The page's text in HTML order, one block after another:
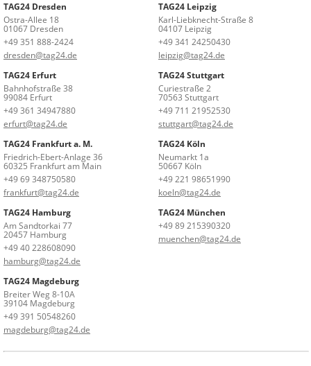
TAG24 Dresden
Ostra-Allee 18
01067 Dresden
+49 351 888-2424
dresden@tag24.de
TAG24 Leipzig
Karl-Liebknecht-Straße 8
04107 Leipzig
+49 341 24250430
leipzig@tag24.de
TAG24 Erfurt
Bahnhofstraße 38
99084 Erfurt
+49 361 34947880
erfurt@tag24.de
TAG24 Stuttgart
Curiestraße 2
70563 Stuttgart
+49 711 21952530
stuttgart@tag24.de
TAG24 Frankfurt a. M.
Friedrich-Ebert-Anlage 36
60325 Frankfurt am Main
+49 69 348750580
frankfurt@tag24.de
TAG24 Köln
Neumarkt 1a
50667 Köln
+49 221 98651990
koeln@tag24.de
TAG24 Hamburg
Am Sandtorkai 77
20457 Hamburg
+49 40 228608090
hamburg@tag24.de
TAG24 München
+49 89 215390320
muenchen@tag24.de
TAG24 Magdeburg
Breiter Weg 8-10A
39104 Magdeburg
+49 391 50548260
magdeburg@tag24.de